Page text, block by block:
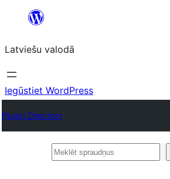
Pāriet
saturu
Latviešu valodā
Iegūstiet WordPress
Plugin Directory
Meklēt